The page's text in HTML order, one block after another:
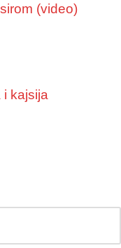
(video)
i kajsija